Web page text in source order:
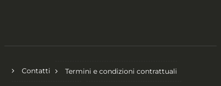
Contatti Termini e condizioni contrattuali